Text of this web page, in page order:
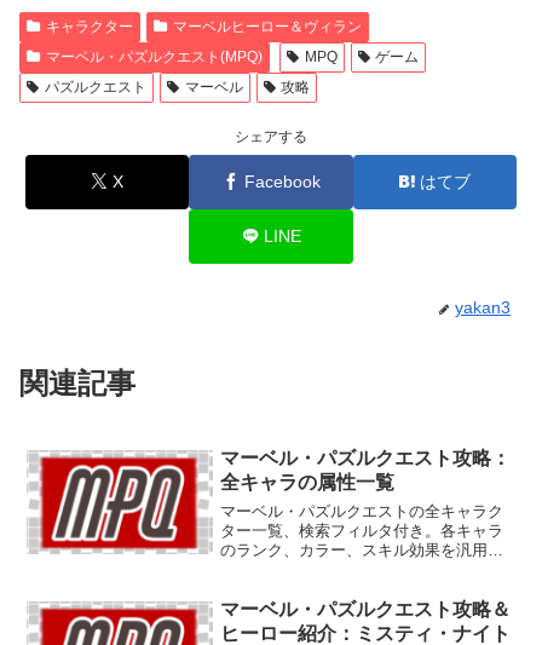
キャラクター
マーベルヒーロー＆ヴィラン
マーベル・パズルクエスト(MPQ)
MPQ
ゲーム
パズルクエスト
マーベル 攻略
シェアする
X Facebook はてブ
LINE
yakan3
関連記事
マーベル・パズルクエスト攻略：
全キャラの属性一覧
マーベル・パズルクエストの全キャラク
ター一覧、検索フィルタ付き。各キャラ
のランク、カラー、スキル効果を汎用的
えます。随時更新。
マーベル・パズルクエスト攻略＆
ヒーロー紹介：ミスティ・ナイト